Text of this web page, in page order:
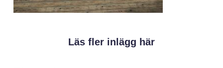
Läs fler inlägg här